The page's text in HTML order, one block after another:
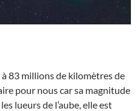
83 millions de kilomètres de
pour nous car sa magnitude
lueurs de l’aube, elle est